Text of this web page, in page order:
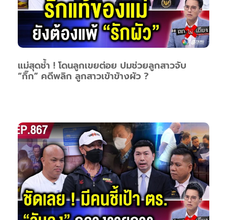
แม่สุดช้ำ ! โดนลูกเขยต่อย ปมช่วยลูกสาวจับ
“กิ๊ก” คดีพลิก ลูกสาวเข้าข้างผัว ?